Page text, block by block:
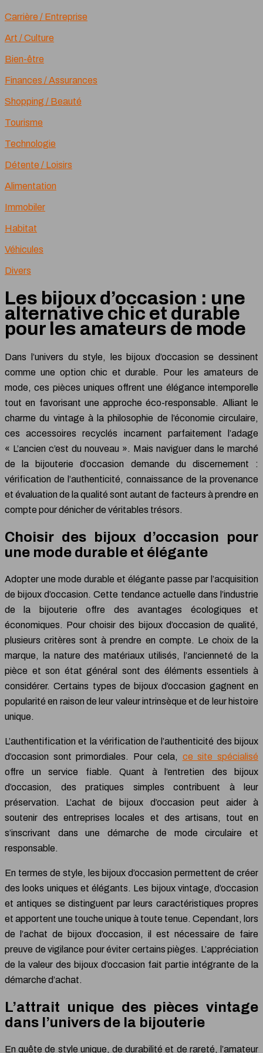
Carrière / Entreprise
Art / Culture
Bien-être
Finances / Assurances
Shopping / Beauté
Tourisme
Technologie
Détente / Loisirs
Alimentation
Immobiler
Habitat
Véhicules
Divers
Les bijoux d’occasion : une
alternative chic et durable
pour les amateurs de mode
Dans l’univers du style, les bijoux d’occasion se dessinent
comme une option chic et durable. Pour les amateurs de
mode, ces pièces uniques offrent une élégance intemporelle
tout en favorisant une approche éco-responsable. Alliant le
charme du vintage à la philosophie de l’économie circulaire,
ces accessoires recyclés incarnent parfaitement l’adage
« L’ancien c’est du nouveau ». Mais naviguer dans le marché
de la bijouterie d’occasion demande du discernement :
vérification de l’authenticité, connaissance de la provenance
et évaluation de la qualité sont autant de facteurs à prendre en
compte pour dénicher de véritables trésors.
Choisir des bijoux d’occasion pour
une mode durable et élégante
Adopter une mode durable et élégante passe par l’acquisition
de bijoux d’occasion. Cette tendance actuelle dans l’industrie
de la bijouterie offre des avantages écologiques et
économiques. Pour choisir des bijoux d’occasion de qualité,
plusieurs critères sont à prendre en compte. Le choix de la
marque, la nature des matériaux utilisés, l’ancienneté de la
pièce et son état général sont des éléments essentiels à
considérer. Certains types de bijoux d’occasion gagnent en
popularité en raison de leur valeur intrinsèque et de leur histoire
unique.
L’authentification et la vérification de l’authenticité des bijoux
d’occasion sont primordiales. Pour cela, ce site spécialisé
offre un service fiable. Quant à l’entretien des bijoux
d’occasion, des pratiques simples contribuent à leur
préservation. L’achat de bijoux d’occasion peut aider à
soutenir des entreprises locales et des artisans, tout en
s’inscrivant dans une démarche de mode circulaire et
responsable.
En termes de style, les bijoux d’occasion permettent de créer
des looks uniques et élégants. Les bijoux vintage, d’occasion
et antiques se distinguent par leurs caractéristiques propres
et apportent une touche unique à toute tenue. Cependant, lors
de l’achat de bijoux d’occasion, il est nécessaire de faire
preuve de vigilance pour éviter certains pièges. L’appréciation
de la valeur des bijoux d’occasion fait partie intégrante de la
démarche d’achat.
L’attrait unique des pièces vintage
dans l’univers de la bijouterie
En quête de style unique, de durabilité et de rareté, l’amateur